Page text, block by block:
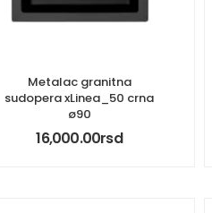
Metalac granitna
sudopera xLinea_50 crna
ø90
16,000.00rsd